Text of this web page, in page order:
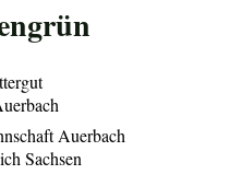
Auerbach
Sachsen